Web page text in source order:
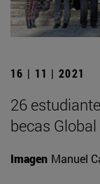
16 | 11 | 2021
26
becas
Imagen Manuel